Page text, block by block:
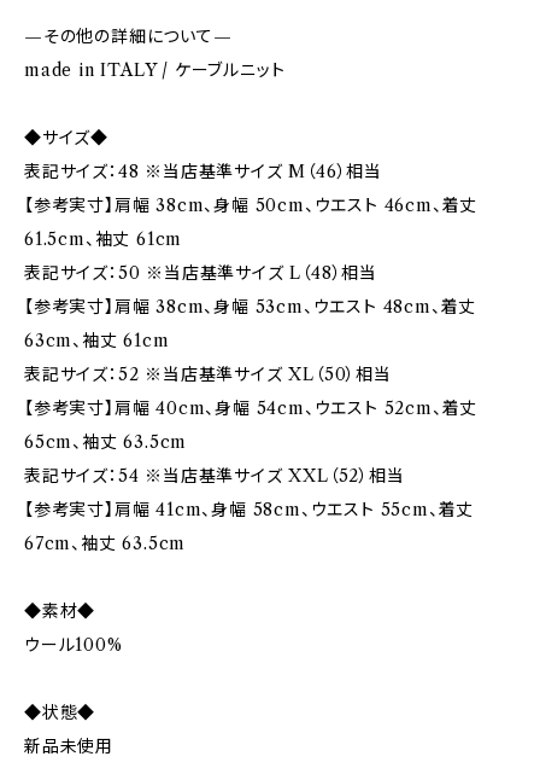
—その他の詳細について—
made in ITALY / ケーブルニット
◆サイズ◆
表記サイズ：48 ※当店基準サイズ M（46）相当
【参考実寸】肩幅 38cm、身幅 50cm、ウエスト 46cm、着丈
61.5cm、袖丈 61cm
表記サイズ：50 ※当店基準サイズ L（48）相当
【参考実寸】肩幅 38cm、身幅 53cm、ウエスト 48cm、着丈
63cm、袖丈 61cm
表記サイズ：52 ※当店基準サイズ XL（50）相当
【参考実寸】肩幅 40cm、身幅 54cm、ウエスト 52cm、着丈
65cm、袖丈 63.5cm
表記サイズ：54 ※当店基準サイズ XXL（52）相当
【参考実寸】肩幅 41cm、身幅 58cm、ウエスト 55cm、着丈
67cm、袖丈 63.5cm
◆素材◆
ウール100%
◆状態◆
新品未使用